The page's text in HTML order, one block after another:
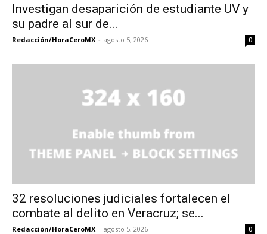
Investigan desaparición de estudiante UV y
su padre al sur de...
Redacción/HoraCeroMX - agosto 5, 2026 0
32 resoluciones judiciales fortalecen el
combate al delito en Veracruz; se...
Redacción/HoraCeroMX - agosto 5, 2026 0